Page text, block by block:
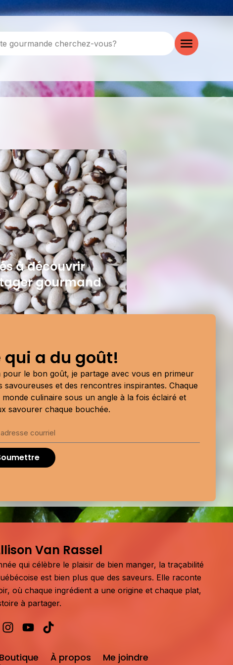
à découvrir
gourmand
Van Rassel
qui célèbre le plaisir de bien manger, la traçabilité
est bien plus que des saveurs. Elle raconte
où chaque ingrédient a une origine et chaque plat,
à partager.
Boutique À propos Me joindre
qui a du goût!
pour le bon goût, je partage avec vous en primeur
et des rencontres inspirantes. Chaque
culinaire sous un angle à la fois éclairé et
savourer chaque bouchée.